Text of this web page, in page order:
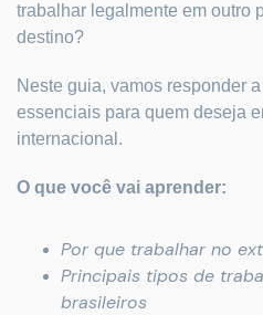
trabalhar legalmente em outro
destino?
Neste guia, vamos responder
essenciais para quem deseja
internacional.
O que você vai aprender:
Por que trabalhar no
Principais tipos de
brasileiros